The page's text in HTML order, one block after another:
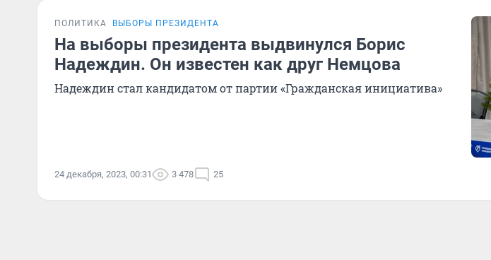
ПОЛИТИКА ВЫБОРЫ ПРЕЗИДЕНТА
На выборы президента выдвинулся Борис
Надеждин. Он известен как друг Немцова
Надеждин стал кандидатом от партии «Гражданская инициатива»
24 декабря, 2023, 00:31 3 478 25